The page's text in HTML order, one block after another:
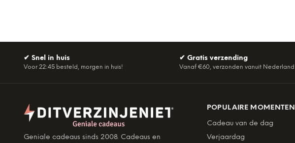
✔ Snel in huis
Voor 22:45 besteld, morgen in huis!
✔ Gratis verzending
Vanaf €60, verzonden vanuit Nederland
Geniale cadeaus sinds 2008. Cadeaus en
POPULAIRE MOMENTEN
Cadeau van de dag
Verjaardag